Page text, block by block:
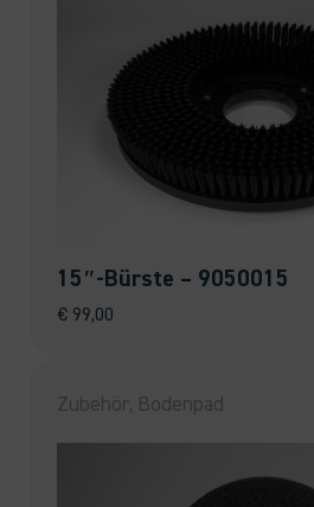
15″-Bürste – 9050015
€ 99,00
Zubehör, Bodenpad